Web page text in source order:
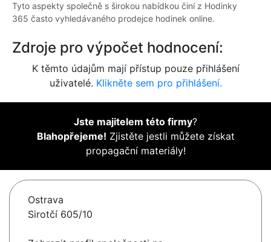
Tyto aspekty společně s širokou nabídkou činí z Hodinky
365 často vyhledávaného prodejce hodinek online.
Zdroje pro výpočet hodnocení:
K těmto údajům mají přístup pouze přihlášení
uživatelé. Klikněte sem pro přihlášení.
Jste majitelem této firmy?
Blahopřejeme! Zjistěte jestli můžete získat
propagační materiály!
Ostrava
Sirotčí 605/10